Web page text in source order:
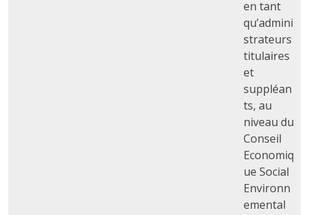
en tant
qu’admini
strateurs
titulaires
et
suppléan
ts, au
niveau du
Conseil
Economiq
ue Social
Environn
emental